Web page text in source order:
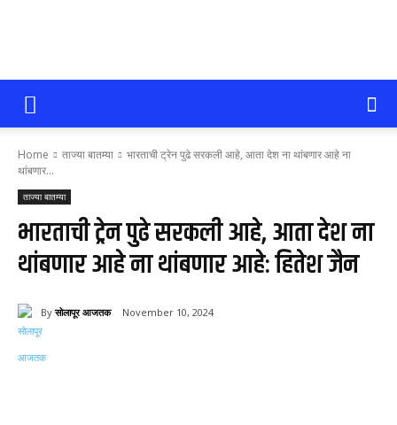
सोलापूर
आजतक
Home ताज्या बातम्या
भारताची ट्रेन पुढे सरकली आहे, आता देश ना थांबणार आहे ना
थांबणार...
ताज्या बातम्या
भारताची ट्रेन पुढे सरकली आहे, आता देश ना
थांबणार आहे ना थांबणार आहे: हितेश जैन
By सोलापूर आजतक November 10, 2024